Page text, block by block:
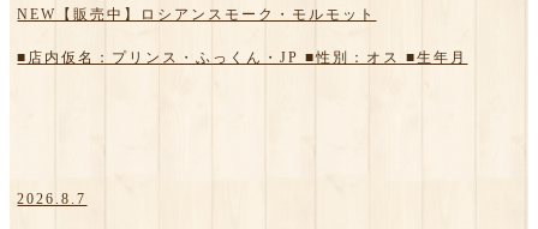
NEW【販売中】ロシアンスモーク・モルモット
■店内仮名：プリンス・ふっくん・JP ■性別：オス ■生年月
2026.8.7